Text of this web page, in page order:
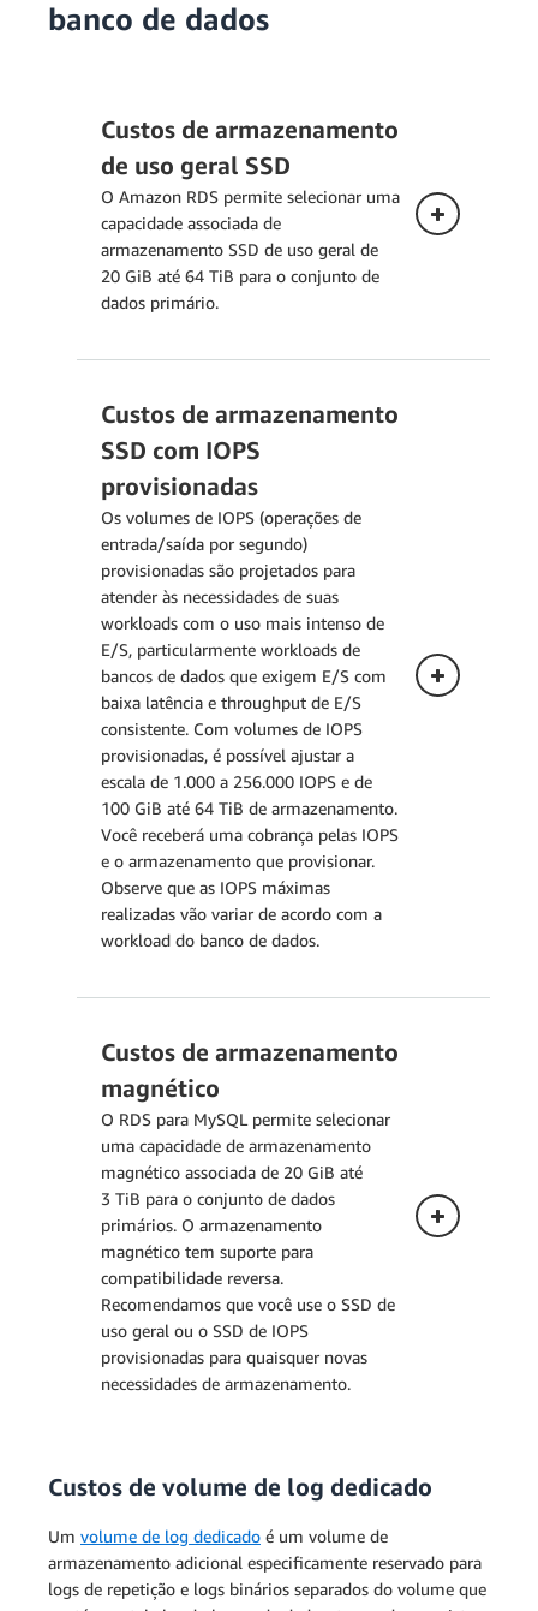
Implantação multi-AZ (uma
com modo de espera)
Implantação multi-AZ (duas
com modos de espera
legíveis)
banco de dados
Custos de armazenamento
de uso geral SSD
O Amazon RDS permite selecionar uma
capacidade associada de
armazenamento SSD de uso geral de
20 GiB até 64 TiB para o conjunto de
dados primário.
Implantação Single-AZ
instância de banco de dados
implantada em uma única zona
de disponibilidade.
Implantação multi-AZ (uma
com modo de espera)
Implantação multi-AZ (duas
com modos de espera
legíveis)
Custos de armazenamento
SSD com IOPS
provisionadas
Os volumes de IOPS (operações de
entrada/saída por segundo)
provisionadas são projetados para
atender às necessidades de suas
workloads com o uso mais intenso de
E/S, particularmente workloads de
bancos de dados que exigem E/S com
baixa latência e throughput de E/S
consistente. Com volumes de IOPS
provisionadas, é possível ajustar a
escala de 1.000 a 256.000 IOPS e de
100 GiB até 64 TiB de armazenamento.
Você receberá uma cobrança pelas IOPS
e o armazenamento que provisionar.
Observe que as IOPS máximas
realizadas vão variar de acordo com a
workload do banco de dados.
Implantação single-AZ
O preço abaixo se aplica a uma
instância de banco de dados
implantada em uma única zona
de disponibilidade.
Implantação multi-AZ (duas
com modos de espera
legíveis)
Custos de armazenamento
magnético
O RDS para MySQL permite selecionar
uma capacidade de armazenamento
magnético associada de 20 GiB até
3 TiB para o conjunto de dados
primários. O armazenamento
magnético tem suporte para
compatibilidade reversa.
Recomendamos que você use o SSD de
uso geral ou o SSD de IOPS
provisionadas para quaisquer novas
necessidades de armazenamento.
Implantação single-AZ
O preço abaixo se aplica a uma
instância de banco de dados
implantada em uma única zona
Custos de volume de log dedicado
Um volume de log dedicado é um volume de
armazenamento adicional especificamente reservado para
logs de repetição e logs binários separados do volume que